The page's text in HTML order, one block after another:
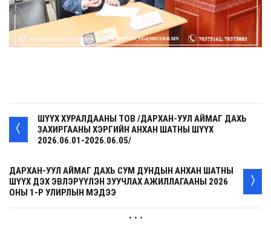
ШҮҮХ ХУРАЛДААНЫ ТОВ /ДАРХАН-УУЛ АЙМАГ ДАХЬ
ЗАХИРГААНЫ ХЭРГИЙН АНХАН ШАТНЫ ШҮҮХ
2026.06.01-2026.06.05/
ДАРХАН-УУЛ АЙМАГ ДАХЬ СУМ ДУНДЫН АНХАН ШАТНЫ
ШҮҮХ ДЭХ ЭВЛЭРҮҮЛЭН ЗУУЧЛАХ АЖИЛЛАГААНЫ 2026
ОНЫ 1-Р УЛИРЛЫН МЭДЭЭ
. . .